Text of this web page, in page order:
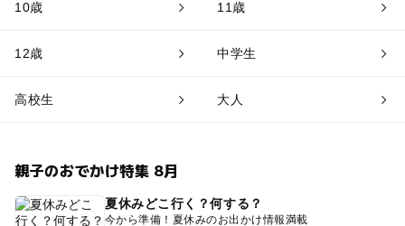
10歳 11歳
12歳 中学生
高校生 大人
親子のおでかけ特集 8月
夏休みどこ行く？何する？
今から準備！夏休みのお出かけ情報満載